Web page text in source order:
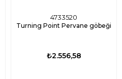
4733520
Turning Point Pervane göbeği
₺2.556,58